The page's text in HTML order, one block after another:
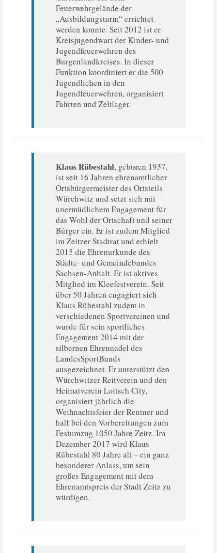
Feuerwehrgelände der
„Ausbildungsturm“ errichtet
werden konnte. Seit 2012 ist er
Kreisjugendwart der Kinder- und
Jugendfeuerwehren des
Burgenlandkreises. In dieser
Funktion koordiniert er die 500
Jugendlichen in den
Jugendfeuerwehren, organisiert
Fahrten und Zeltlager.
Klaus Rübestahl, geboren 1937,
ist seit 16 Jahren ehrenamtlicher
Ortsbürgermeister des Ortsteils
Würchwitz und setzt sich mit
unermüdlichem Engagement für
das Wohl der Ortschaft und seiner
Bürger ein. Er ist zudem Mitglied
im Zeitzer Stadtrat und erhielt
2015 die Ehrenurkunde des
Städte- und Gemeindebundes
Sachsen-Anhalt. Er ist aktives
Mitglied im Kleefestverein. Seit
über 50 Jahren engagiert sich
Klaus Rübestahl zudem in
verschiedenen Sportvereinen und
wurde für sein sportliches
Engagement 2014 mit der
silbernen Ehrennadel des
LandesSportBunds
ausgezeichnet. Er unterstützt den
Würchwitzer Reitverein und den
Heimatverein Loitsch City,
organisiert jährlich die
Weihnachtsfeier der Rentner und
half bei den Vorbereitungen zum
Festumzug 1050 Jahre Zeitz. Im
Dezember 2017 wird Klaus
Rübestahl 80 Jahre alt – ein ganz
besonderer Anlass, um sein
großes Engagement mit dem
Ehrenamtspreis der Stadt Zeitz zu
würdigen.